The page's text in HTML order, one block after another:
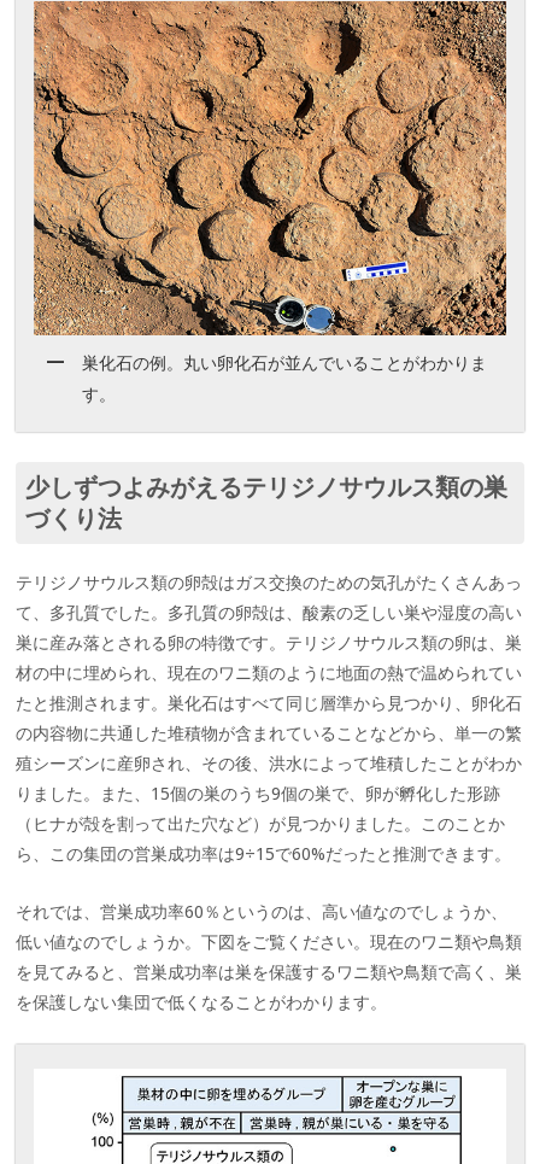
巣化石の例。丸い卵化石が並んでいることがわかりま
す。
少しずつよみがえるテリジノサウルス類の巣
づくり法
テリジノサウルス類の卵殻はガス交換のための気孔がたくさんあっ
て、多孔質でした。多孔質の卵殻は、酸素の乏しい巣や湿度の高い
巣に産み落とされる卵の特徴です。テリジノサウルス類の卵は、巣
材の中に埋められ、現在のワニ類のように地面の熱で温められてい
たと推測されます。巣化石はすべて同じ層準から見つかり、卵化石
の内容物に共通した堆積物が含まれていることなどから、単一の繁
殖シーズンに産卵され、その後、洪水によって堆積したことがわか
りました。また、15個の巣のうち9個の巣で、卵が孵化した形跡
（ヒナが殻を割って出た穴など）が見つかりました。このことか
ら、この集団の営巣成功率は9÷15で60%だったと推測できます。
それでは、営巣成功率60％というのは、高い値なのでしょうか、
低い値なのでしょうか。下図をご覧ください。現在のワニ類や鳥類
を見てみると、営巣成功率は巣を保護するワニ類や鳥類で高く、巣
を保護しない集団で低くなることがわかります。